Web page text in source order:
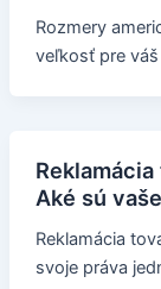
Rozmery
veľkosť pre
Aké sú
Reklamácia
svoje práva